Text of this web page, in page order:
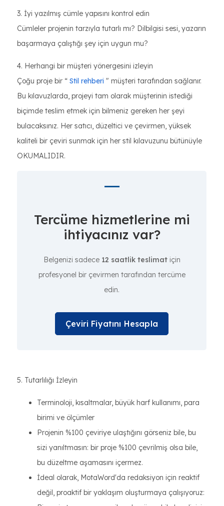
3. İyi yazılmış cümle yapısını kontrol edin
Cümleler projenin tarzıyla tutarlı mı? Dilbilgisi sesi, yazarın
başarmaya çalıştığı şey için uygun mu?
4. Herhangi bir müşteri yönergesini izleyin
Çoğu proje bir “ Stil rehberi " müşteri tarafından sağlanır.
Bu kılavuzlarda, projeyi tam olarak müşterinin istediği
biçimde teslim etmek için bilmeniz gereken her şeyi
bulacaksınız. Her satıcı, düzeltici ve çevirmen, yüksek
kaliteli bir çeviri sunmak için her stil kılavuzunu bütünüyle
OKUMALIDIR.
Tercüme hizmetlerine mi
ihtiyacınız var?
Belgenizi sadece 12 saatlik teslimatiçin
profesyonel bir çevirmen tarafından tercüme
edin.
Çeviri Fiyatını Hesapla
5. Tutarlılığı İzleyin
Terminoloji, kısaltmalar, büyük harf kullanımı, para
birimi ve ölçümler
Projenin %100 çeviriye ulaştığını görseniz bile, bu
sizi yanıltmasın: bir proje %100 çevrilmiş olsa bile,
bu düzeltme aşamasını içermez.
İdeal olarak, MotaWord'da redaksiyon için reaktif
değil, proaktif bir yaklaşım oluşturmaya çalışıyoruz: